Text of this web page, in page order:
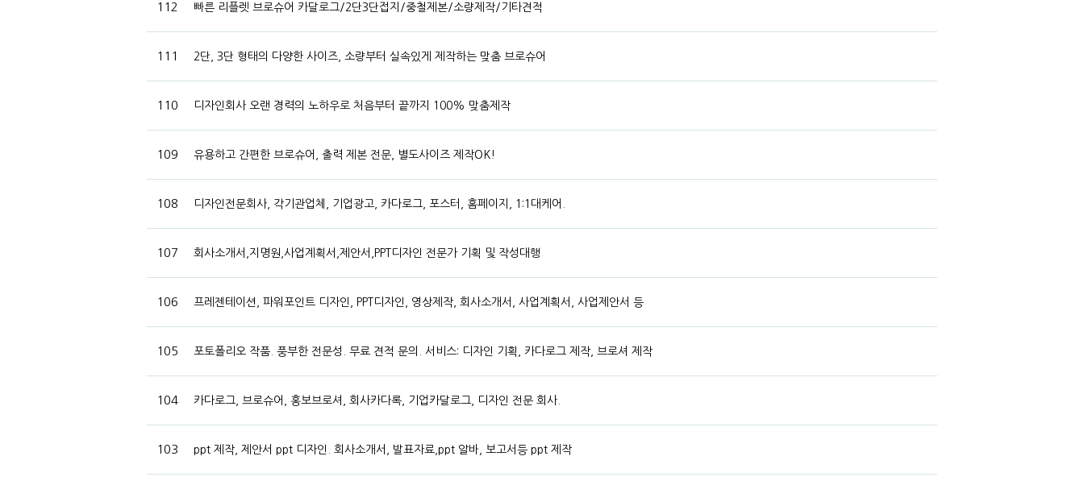
112 빠른 리플렛 브로슈어 카달로그/2단3단접지/중철제본/소량제작/기타견적
111 2단, 3단 형태의 다양한 사이즈, 소량부터 실속있게 제작하는 맞춤 브로슈어
110 디자인회사 오랜 경력의 노하우로 처음부터 끝까지 100% 맞춤제작
109 유용하고 간편한 브로슈어, 출력 제본 전문, 별도사이즈 제작OK!
108 디자인전문회사, 각기관업체, 기업광고, 카다로그, 포스터, 홈페이지, 1:1대케어.
107 회사소개서,지명원,사업계획서,제안서,PPT디자인 전문가 기획 및 작성대행
106 프레젠테이션, 파워포인트 디자인, PPT디자인, 영상제작, 회사소개서, 사업계획서, 사업제안서 등
105 포토폴리오 작품. 풍부한 전문성. 무료 견적 문의. 서비스: 디자인 기획, 카다로그 제작, 브로셔 제작
104 카다로그, 브로슈어, 홍보브로셔, 회사카다록, 기업카달로그, 디자인 전문 회사.
103 ppt 제작, 제안서 ppt 디자인. 회사소개서, 발표자료,ppt 알바, 보고서등 ppt 제작